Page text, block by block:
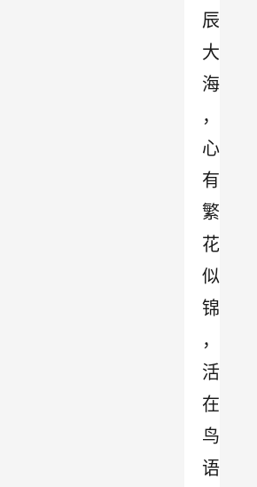
辰
大
海
，
心
有
繁
花
似
锦
，
活
在
鸟
语